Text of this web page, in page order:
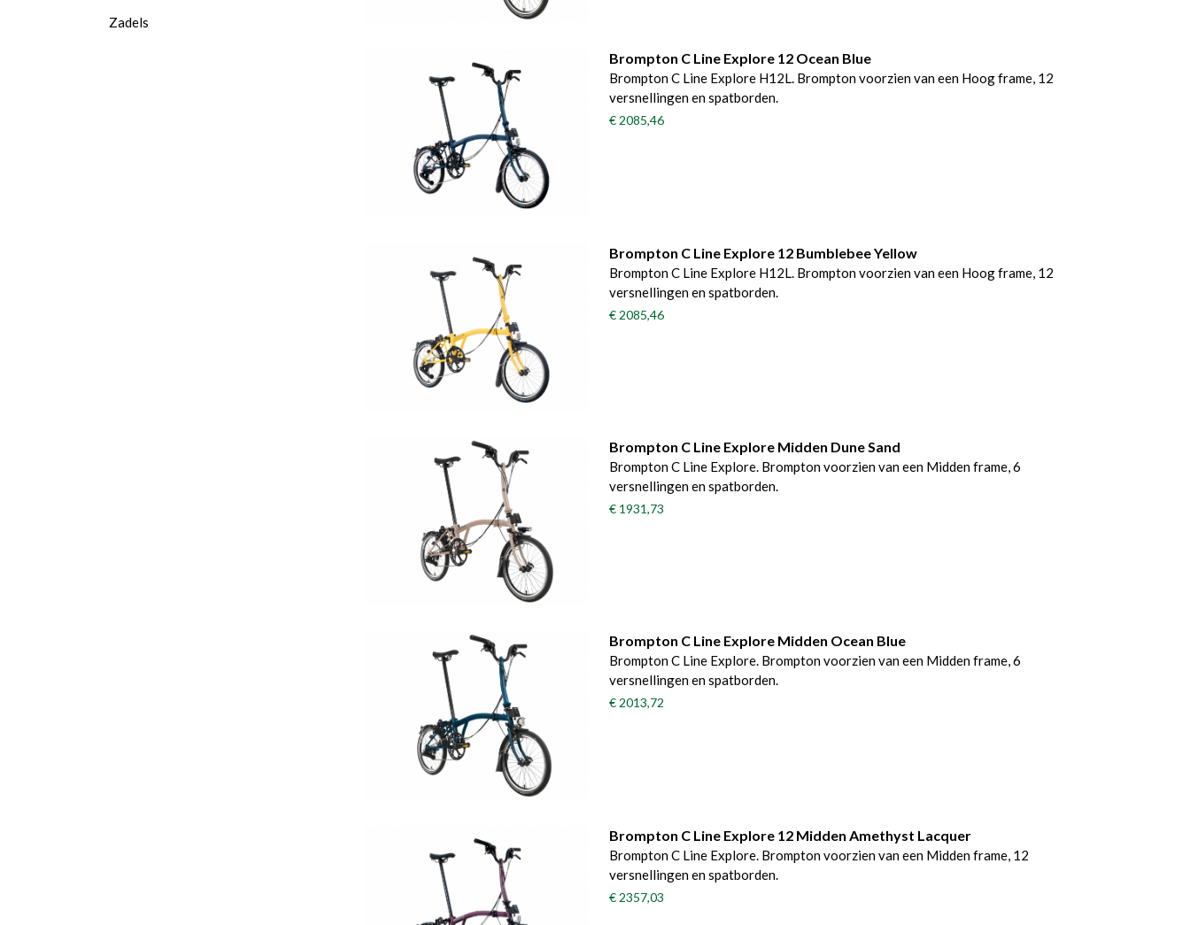
Brompton C Line Explore 12 Ocean Blue
Brompton C Line Explore H12L. Brompton voorzien van een Hoog frame, 12
versnellingen en spatborden.
€ 2085,46
Brompton C Line Explore 12 Bumblebee Yellow
Brompton C Line Explore H12L. Brompton voorzien van een Hoog frame, 12
versnellingen en spatborden.
€ 2085,46
Brompton C Line Explore Midden Dune Sand
Brompton C Line Explore. Brompton voorzien van een Midden frame, 6
versnellingen en spatborden.
€ 1931,73
Brompton C Line Explore Midden Ocean Blue
Brompton C Line Explore. Brompton voorzien van een Midden frame, 6
versnellingen en spatborden.
€ 2013,72
Brompton C Line Explore 12 Midden Amethyst Lacquer
Brompton C Line Explore. Brompton voorzien van een Midden frame, 12
versnellingen en spatborden.
€ 2357,03
Zadels